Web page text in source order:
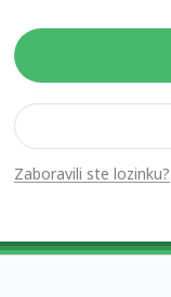
Zaboravili ste lozinku?